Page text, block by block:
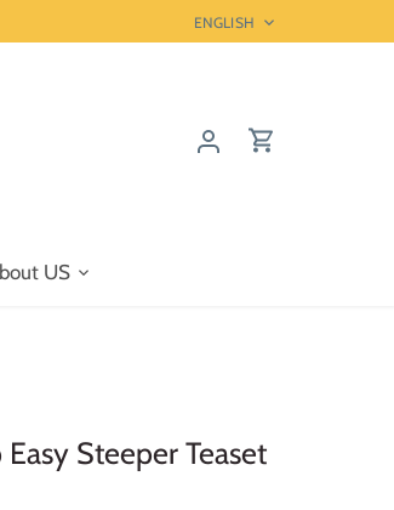
Language
ENGLISH
US
Steeper Teaset